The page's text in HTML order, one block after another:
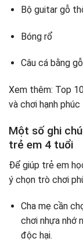
Bộ guitar gỗ
Bóng rổ
Câu cá bằng gỗ
Xem thêm: Top
và chơi hạnh phúc
Một số ghi
trẻ em 4 tuổi
Để giúp trẻ em
ý chọn trò chơi
Cha mẹ cần
chơi nhựa nhớ
độc hại.